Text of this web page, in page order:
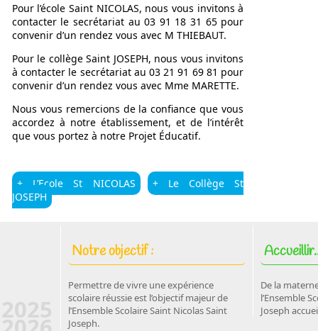
Pour l’école Saint NICOLAS, nous vous invitons à
contacter le secrétariat au 03 91 18 31 65 pour
convenir d’un rendez vous avec M THIEBAUT.
Pour le collège Saint JOSEPH, nous vous invitons
à contacter le secrétariat au 03 21 91 69 81 pour
convenir d’un rendez vous avec Mme MARETTE.
Nous vous remercions de la confiance que vous
accordez à notre établissement, et de l’intérêt
que vous portez à notre Projet Éducatif.
+ L’Ecole St NICOLAS
+ Le Collège St
JOSEPH
Notre objectif :
Permettre de vivre une expérience
scolaire réussie est l’objectif majeur de
l’Ensemble Scolaire Saint Nicolas Saint
Joseph.
De la
l’Ensemble
Joseph